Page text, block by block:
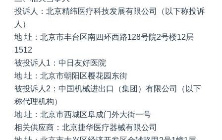
投诉人：北京精纬医疗科技发展有限公司（以下称投诉
人）
地 址：北京市丰台区南四环西路128号院2号楼12层
1512
被投诉人1：中日友好医院
地 址：北京市朝阳区樱花园东街
被投诉人2：中国机械进出口（集团）有限公司（以下
称代理机构）
地 址：北京市西城区阜成门外大街一号
相关供应商：北京捷华医疗器械有限公司